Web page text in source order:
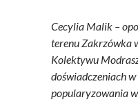
Cecylia Malik –
terenu Zakrzówka
Kolektywu
doświadczeniach
popularyzowania